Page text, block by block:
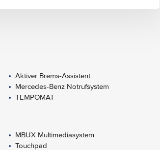
Aktiver Brems-Assistent
Mercedes-Benz Notrufsystem
TEMPOMAT
MBUX Multimediasystem
Touchpad